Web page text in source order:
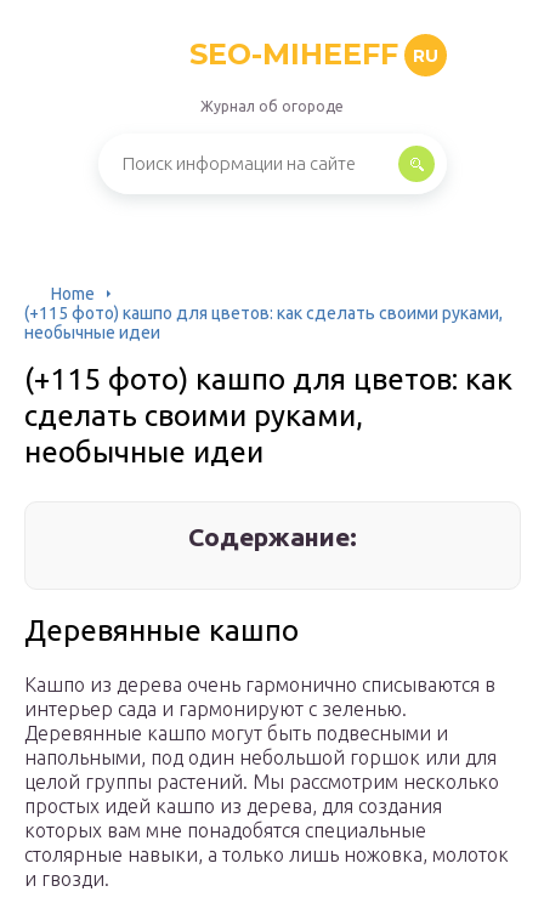
SEO-MIHEEFF RU
Журнал об огороде
Home
(+115 фото) кашпо для цветов: как сделать своими руками,
необычные идеи
(+115 фото) кашпо для цветов: как
сделать своими руками,
необычные идеи
Содержание:
Деревянные кашпо
Кашпо из дерева очень гармонично списываются в
интерьер сада и гармонируют с зеленью.
Деревянные кашпо могут быть подвесными и
напольными, под один небольшой горшок или для
целой группы растений. Мы рассмотрим несколько
простых идей кашпо из дерева, для создания
которых вам мне понадобятся специальные
столярные навыки, а только лишь ножовка, молоток
и гвозди.